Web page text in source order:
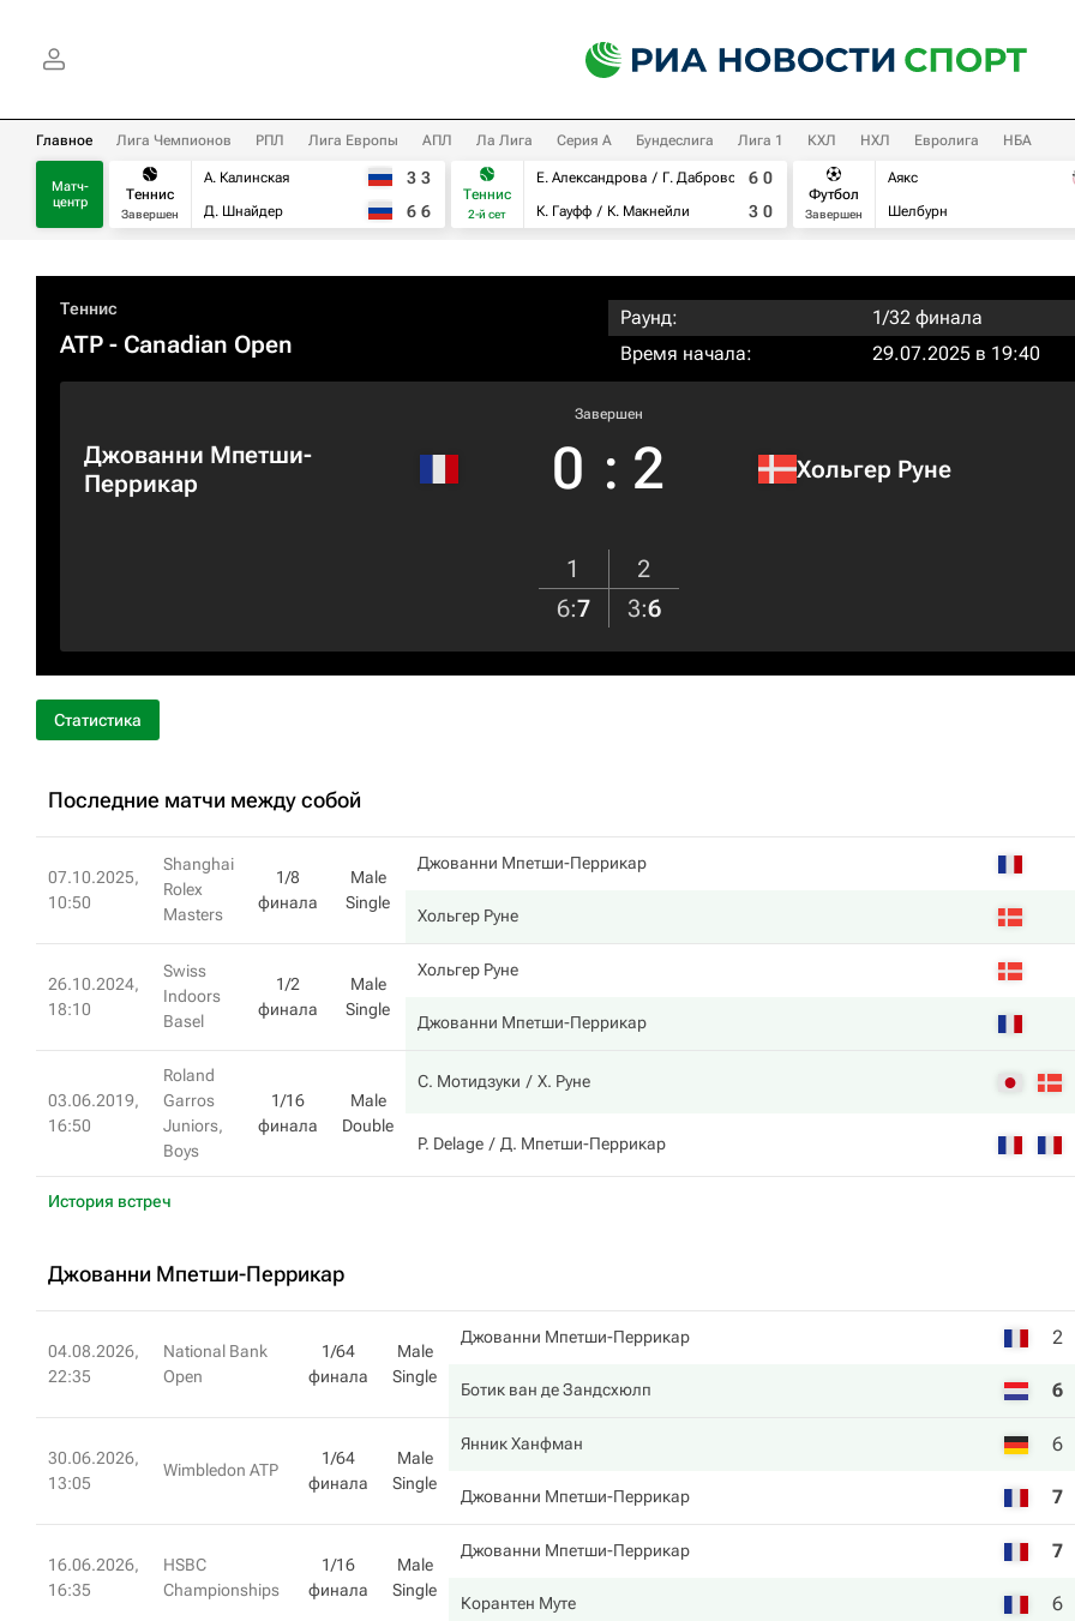
Главное Лига Чемпионов РПЛ Лига Европы АПЛ Ла Лига Серия А Бундеслига Лига 1 КХЛ НХЛ Евролига НБА
Матч-
центр
Теннис
Завершен
А. Калинская
Д. Шнайдер
3 3
6 6
Теннис
2-й сет
Е. Александрова
Г. Дабровски
К. Гауфф
К. Макнейли
6 0
3 0
Футбол
Завершен
Аякс
Шелбурн
Теннис
ATP - Canadian Open
Раунд:
1/32 финала
Время начала:
29.07.2025 в 19:40
Джованни Мпетши-
Перрикар
Завершен
0 : 2 Хольгер Руне
1
2
6:7 3:6
Статистика
Последние матчи между собой
07.10.2025,
10:50
Shanghai
Rolex
Masters
1/8
финала
Male
Single
Джованни Мпетши-Перрикар
Хольгер Руне
26.10.2024,
18:10
Swiss
Indoors
Basel
1/2
финала
Male
Single
Хольгер Руне
Джованни Мпетши-Перрикар
03.06.2019,
16:50
Roland
Garros
Juniors,
Boys
1/16
финала
Male
Double
С. Мотидзуки Х. Руне
P. Delage Д. Мпетши-Перрикар
История встреч
Джованни Мпетши-Перрикар
04.08.2026,
22:35
National Bank
Open
1/64
финала
Male
Single
Джованни Мпетши-Перрикар 2
Ботик ван де Зандсхюлп 6
30.06.2026,
13:05
Wimbledon ATP
1/64
финала
Male
Single
Янник Ханфман 6
Джованни Мпетши-Перрикар 7
16.06.2026,
16:35
HSBC
Championships
1/16
финала
Male
Single
Джованни Мпетши-Перрикар 7
Корантен Муте 6